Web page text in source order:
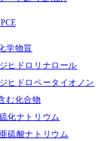
PCE
学物質
ジヒドロリナロール
ジヒドロベータイオノン
む化合物
硫化ナトリウム
亜硫酸ナトリウム